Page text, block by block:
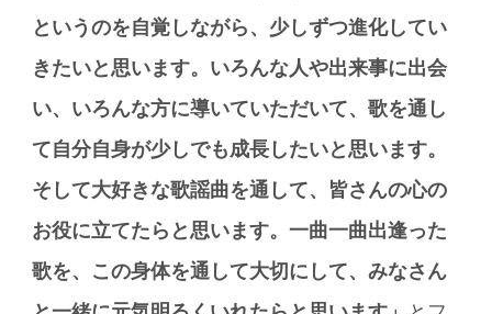
というのを自覚しながら、少しずつ進化してい
きたいと思います。いろんな人や出来事に出会
い、いろんな方に導いていただいて、歌を通し
て自分自身が少しでも成長したいと思います。
そして大好きな歌謡曲を通して、皆さんの心の
お役に立てたらと思います。一曲一曲出逢った
歌を、この身体を通して大切にして、みなさん